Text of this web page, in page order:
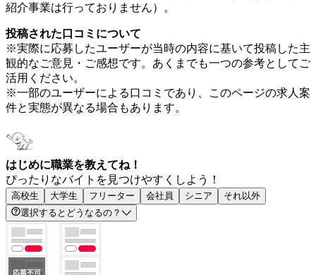
紹介事業は行っておりません）。
投稿された口コミについて
※実際に応募したユーザーが当時の内容に基いて投稿した主
観的なご意見・ご感想です。あくまでも一つの参考としてご
活用ください。
※一部のユーザーによる口コミであり、このページの求人案
件と実態が異なる場合もあります。
はじめに職業を教えてね！
ぴったりなバイトを見つけやすくしよう！
高校生 大学生 フリーター 会社員 シニア
それ以外
選択するとどうなるの？